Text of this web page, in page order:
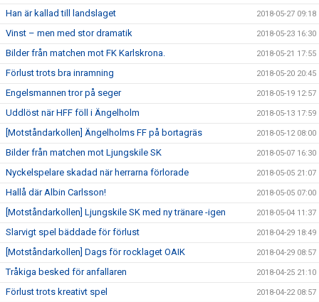
Han är kallad till landslaget 2018-05-27 09:18
Vinst – men med stor dramatik 2018-05-23 16:30
Bilder från matchen mot FK Karlskrona. 2018-05-21 17:55
Förlust trots bra inramning 2018-05-20 20:45
Engelsmannen tror på seger 2018-05-19 12:57
Uddlöst när HFF föll i Ängelholm 2018-05-13 17:59
[Motståndarkollen] Ängelholms FF på bortagräs 2018-05-12 08:00
Bilder från matchen mot Ljungskile SK 2018-05-07 16:30
Nyckelspelare skadad när herrarna förlorade 2018-05-05 21:07
Hallå där Albin Carlsson! 2018-05-05 07:00
[Motståndarkollen] Ljungskile SK med ny tränare -igen 2018-05-04 11:37
Slarvigt spel bäddade för förlust 2018-04-29 18:49
[Motståndarkollen] Dags för rocklaget OAIK 2018-04-29 08:57
Tråkiga besked för anfallaren 2018-04-25 21:10
Förlust trots kreativt spel 2018-04-22 08:57